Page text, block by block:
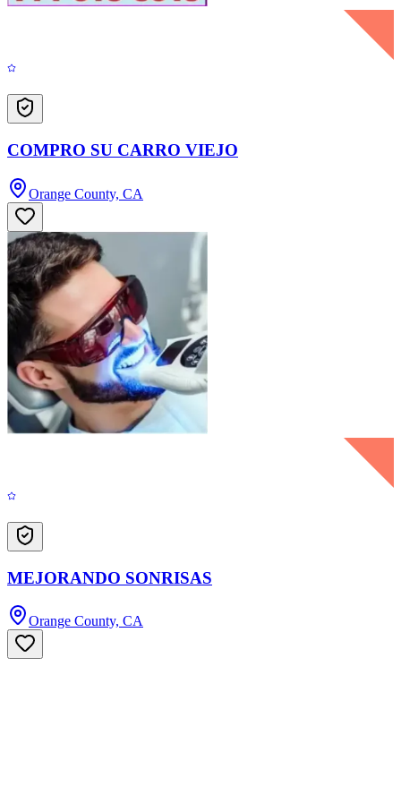
COMPRO SU CARRO VIEJO
Orange County, CA
MEJORANDO SONRISAS
Orange County, CA